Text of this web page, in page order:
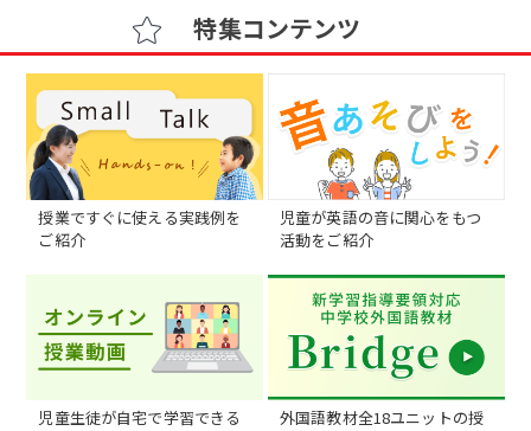
特集コンテンツ
授業ですぐに使える実践例を
ご紹介
児童が英語の音に関心をもつ
活動をご紹介
児童生徒が自宅で学習できる
外国語教材全18ユニットの授